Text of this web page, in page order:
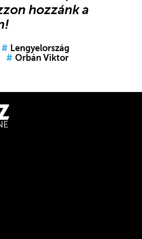
hozzánk a
!
# Lengyelország
# Orbán Viktor